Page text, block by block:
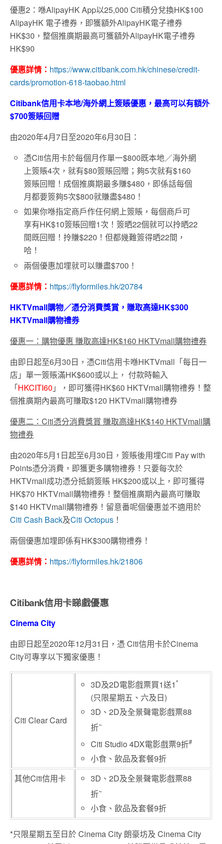
優惠2：喺AlipayHK App以25,000 Citi積分兌換HK$100
AlipayHK 電子禮券，即獲額外AlipayHK電子禮券
HK$30，整個推廣期最高可獲額外AlipayHK電子禮券
HK$90
優惠詳情： https://www.citibank.com.hk/chinese/credit-
cards/promotion-618-taobao.html
Citibank信用卡本地/海外網上簽賬優惠，最高可以有額外
$700簽賬回贈
由2020年4月7日至2020年6月30日：
憑Citi信用卡於每個月作單一$800既本地／海外網
上簽賬4次，就有$80簽賬回贈；夠5次就有$160
簽賬回贈！成個推廣期最多賺$480，即係話每個
月都要簽夠5次$800就賺盡$480！
如果你喺指定商戶作任何網上簽賬，每個商戶可
享有HK$10簽賬回贈1次！簽晒22個就可以拎晒22
間既回贈！拎賺$220！但都幾難簽得晒22間，
哈！
兩個優惠加埋就可以賺盡$700！
優惠詳情： https://flyformiles.hk/20784
HKTVmall購物／憑分消費獎賞，賺取高達HK$300
HKTVmall購物禮券
優惠一：購物優惠 賺取高達HK$160 HKTVmall購物禮券
由即日起至6月30日，憑Citi信用卡喺HKTVmall「每日一
店」單一簽賬滿HK$600或以上， 付款時輸入
「HKCITI60 」，即可獲得HK$60 HKTVmall購物禮券！整
個推廣期內最高可賺取$120 HKTVmall購物禮券
優惠二：Citi憑分消費獎賞 賺取高達HK$140 HKTVmall購
物禮券
由2020年5月1日起至6月30日，簽賬後用埋Citi Pay with
Points憑分消費，即獲更多購物禮券！只要每次於
HKTVmall成功憑分抵銷簽賬 HK$200或以上，即可獲得
HK$70 HKTVmall購物禮券！整個推廣期內最高可賺取
$140 HKTVmall購物禮券！留意番呢個優惠並不適用於
Citi Cash Back及Citi Octopus ！
兩個優惠加埋即係有HK$300購物禮券！
優惠詳情： https://flyformiles.hk/21806
Citibank信用卡睇戲優惠
Cinema City
由即日起至2020年12月31日，憑 Citi信用卡於Cinema
City可專享以下獨家優惠！
Citi Clear Card
3D及2D電影戲票買1送1*
(只限星期五、六及日)
3D、2D及全景聲電影戲票88
折~
Citi Studio 4DX電影戲票9折#
小食、飲品及套餐9折
其他Citi信用卡
3D、2D及全景聲電影戲票88
折~
小食、飲品及套餐9折
*只限星期五至日於 Cinema City 朗豪坊及 Cinema City